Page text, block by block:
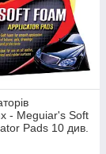
- Meguiar's Soft
Pads 10 див.